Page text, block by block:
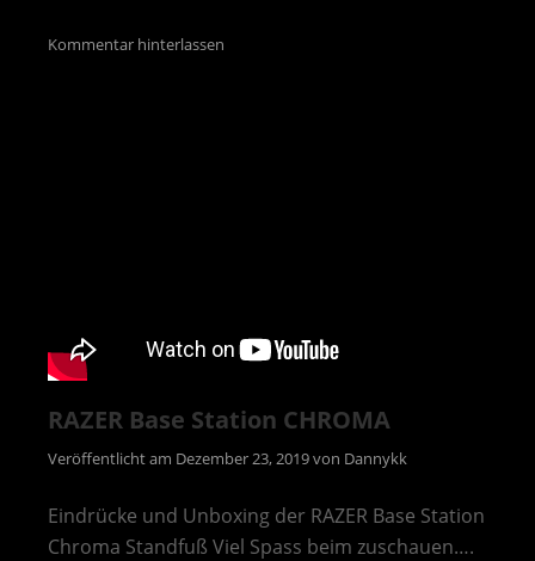
Kommentar hinterlassen
RAZER Base Station CHROMA
Veröffentlicht am Dezember 23, 2019von Dannykk
Eindrücke und Unboxing der RAZER Base Station
Chroma Standfuß Viel Spass beim zuschauen….